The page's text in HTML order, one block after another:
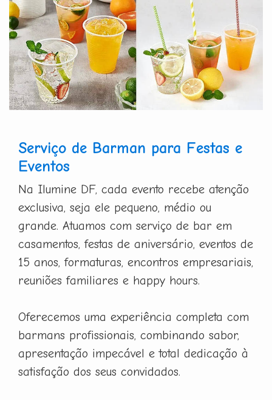
Serviço de Barman para Festas e
Eventos
Na Ilumine DF, cada evento recebe atenção
exclusiva, seja ele pequeno, médio ou
grande. Atuamos com serviço de bar em
casamentos, festas de aniversário, eventos de
15 anos, formaturas, encontros empresariais,
reuniões familiares e happy hours.
Oferecemos uma experiência completa com
barmans profissionais, combinando sabor,
apresentação impecável e total dedicação à
satisfação dos seus convidados.